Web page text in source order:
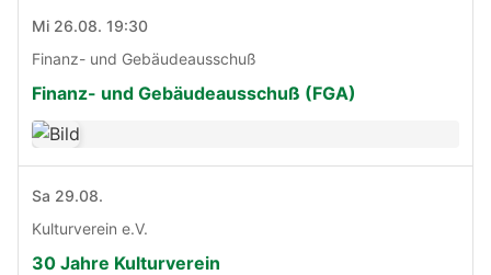
Mi 26.08. 19:30
Finanz- und Gebäudeausschuß
Finanz- und Gebäudeausschuß (FGA)
Sa 29.08.
Kulturverein e.V.
30 Jahre Kulturverein